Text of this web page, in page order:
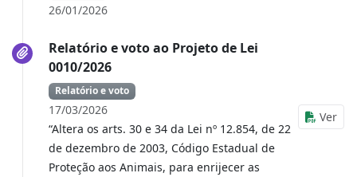
26/01/2026
Relatório e voto ao Projeto de Lei
0010/2026
Relatório e voto
17/03/2026
“Altera os arts. 30 e 34 da Lei nº 12.854, de 22
de dezembro de 2003, Código Estadual de
Proteção aos Animais, para enrijecer as
Ver